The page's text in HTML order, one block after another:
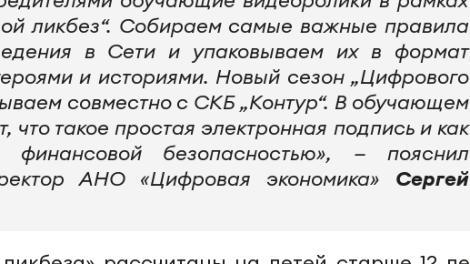
ликбез“. Собираем самые важные правила
в Сети и упаковываем их в формат
и историями. Новый сезон „Цифрового
совместно с СКБ „Контур“. В обучающем
что такое простая электронная подпись и как
безопасностью», — пояснил
АНО «Цифровая экономика» Сергей